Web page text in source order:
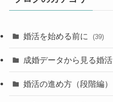
婚活を始める前に (39)
成婚データから見る婚活
婚活の進め方（段階編）